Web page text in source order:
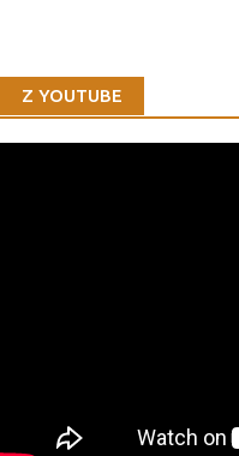
Z YOUTUBE